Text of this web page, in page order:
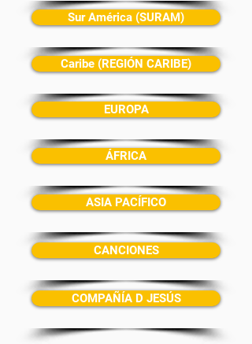
Sur América (SURAM)
Caribe (REGIÓN CARIBE)
EUROPA
ÁFRICA
ASIA PACÍFICO
CANCIONES
COMPAÑÍA D JESÚS